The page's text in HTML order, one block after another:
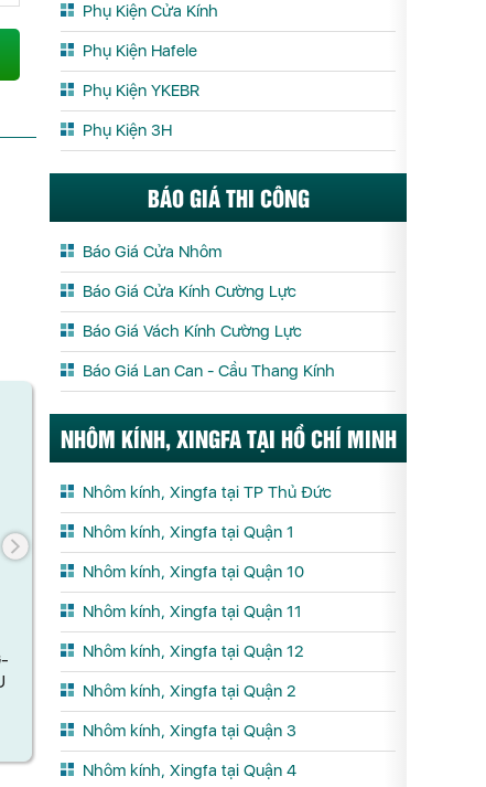
BẢN LỀ LÁ LỚN CANDY (KHUNG-
CÁNH) MÀU BẠC ANODE
Xem chi tết
Phụ Kiện Cửa Kính
Phụ Kiện Hafele
Phụ Kiện YKEBR
Phụ Kiện 3H
BÁO GIÁ THI CÔNG
Báo Giá Cửa Nhôm
Báo Giá Cửa Kính Cường Lực
Báo Giá Vách Kính Cường Lực
Báo Giá Lan Can - Cầu Thang Kính
NHÔM KÍNH, XINGFA TẠI HỒ CHÍ MINH
Nhôm kính, Xingfa tại TP Thủ Đức
Nhôm kính, Xingfa tại Quận 1
Nhôm kính, Xingfa tại Quận 10
Nhôm kính, Xingfa tại Quận 11
Nhôm kính, Xingfa tại Quận 12
Nhôm kính, Xingfa tại Quận 2
Nhôm kính, Xingfa tại Quận 3
Nhôm kính, Xingfa tại Quận 4